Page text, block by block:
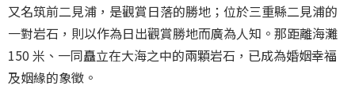
又名筑前二見浦，是觀賞日落的勝地；位於三重縣二見浦的
一對岩石，則以作為日出觀賞勝地而廣為人知。那距離海灘
150 米、一同矗立在大海之中的兩顆岩石，已成為婚姻幸福
及姻緣的象徵。